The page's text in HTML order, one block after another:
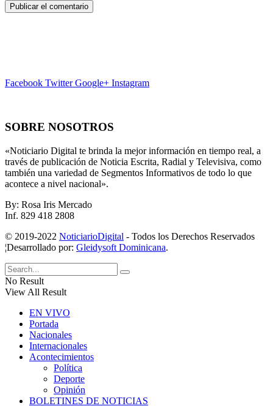
Facebook Twitter Google+ Instagram
SOBRE NOSOTROS
«Noticiario Digital te brinda la mejor información en tiempo real, a
través de publicación de Noticia Escrita, Radial y Televisiva, como
también una variedad de Segmentos Informativos de todo lo que
acontece a nivel nacional».
By: Rosa Iris Mercado
Inf. 829 418 2808
© 2019-2022 NoticiarioDigital - Todos los Derechos Reservados
¦Desarrollado por: Gleidysoft Dominicana.
No Result
View All Result
EN VIVO
Portada
Nacionales
Internacionales
Acontecimientos
Política
Deporte
Opinión
BOLETINES DE NOTICIAS